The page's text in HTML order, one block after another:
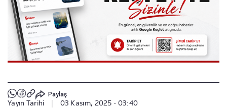
Paylaş
Yayın Tarihi 03 Kasım, 2025 - 03:40